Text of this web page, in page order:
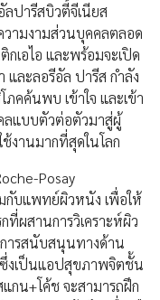
ลปารีสบิวตี้จีเนียส
วามงามส่วนบุคคลตลอด
เอไอ และพร้อมจะเปิด
และลอรีอัล ปารีส กำลัง
คค้นพบ เข้าใจ และเข้า
ลแบบตัวต่อตัวมาสู่ผู้
งานมากที่สุดในโลก
Posay
กับแพทย์ผิวหนัง เพื่อให้
ผสานการวิเคราะห์ผิว
การสนับสนุนทางด้าน
งเป็นแอปสุขภาพจิตชั้น
กน+โค้ช จะสามารถฝึก